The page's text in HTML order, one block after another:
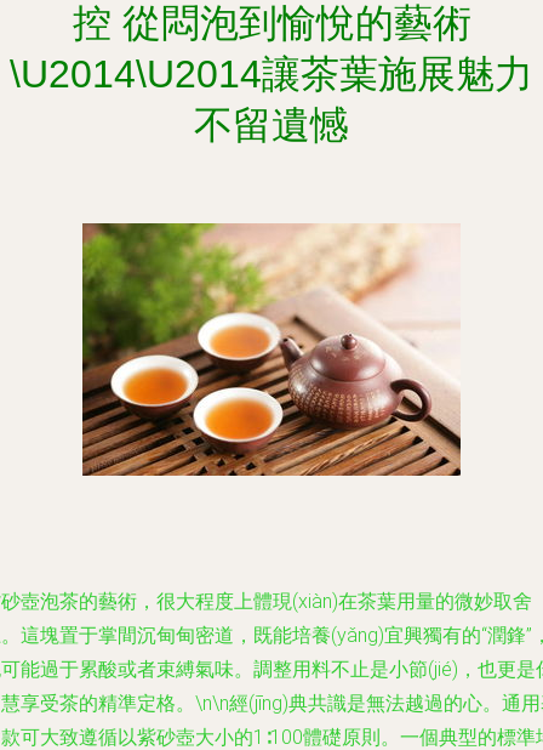
控 從悶泡到愉悅的藝術
\U2014\U2014讓茶葉施展魅力
不留遺憾
壺泡茶的藝術，很大程度上體現(xiàn)在茶葉用量的微妙取舍
這塊置于掌間沉甸甸密道，既能培養(yǎng)宜興獨有的“潤鋒”
能過于累酸或者束縛氣味。調整用料不止是小節(jié)，也更是
享受茶的精準定格。\n\n經(jīng)典共識是無法越過的心。通
可大致遵循以紫砂壺大小的1∶100體礎原則。一個典型的標準